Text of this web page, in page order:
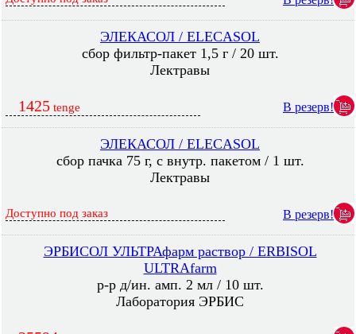
ЭЛЕКАСОЛ / ELECASOL
сбор фильтр-пакет 1,5 г / 20 шт.
Лектравы
1425 tenge В резерв!
ЭЛЕКАСОЛ / ELECASOL
сбор пачка 75 г, с внутр. пакетом / 1 шт.
Лектравы
Доступно под заказ В резерв!
ЭРБИСОЛ УЛЬТРАфарм раствор / ERBISOL
ULTRAfarm
р-р д/ин. амп. 2 мл / 10 шт.
Лаборатория ЭРБИС